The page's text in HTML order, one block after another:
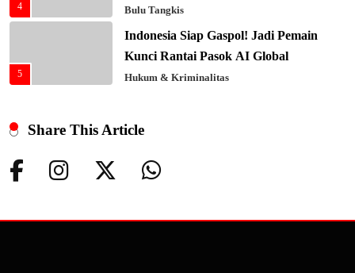
4 Bulu Tangkis
5
Indonesia Siap Gaspol! Jadi Pemain
Kunci Rantai Pasok AI Global
Hukum & Kriminalitas
Negara G20 di Awal 2026
Keren! Baznas Bangun Sekolah Tenda
Share This Article